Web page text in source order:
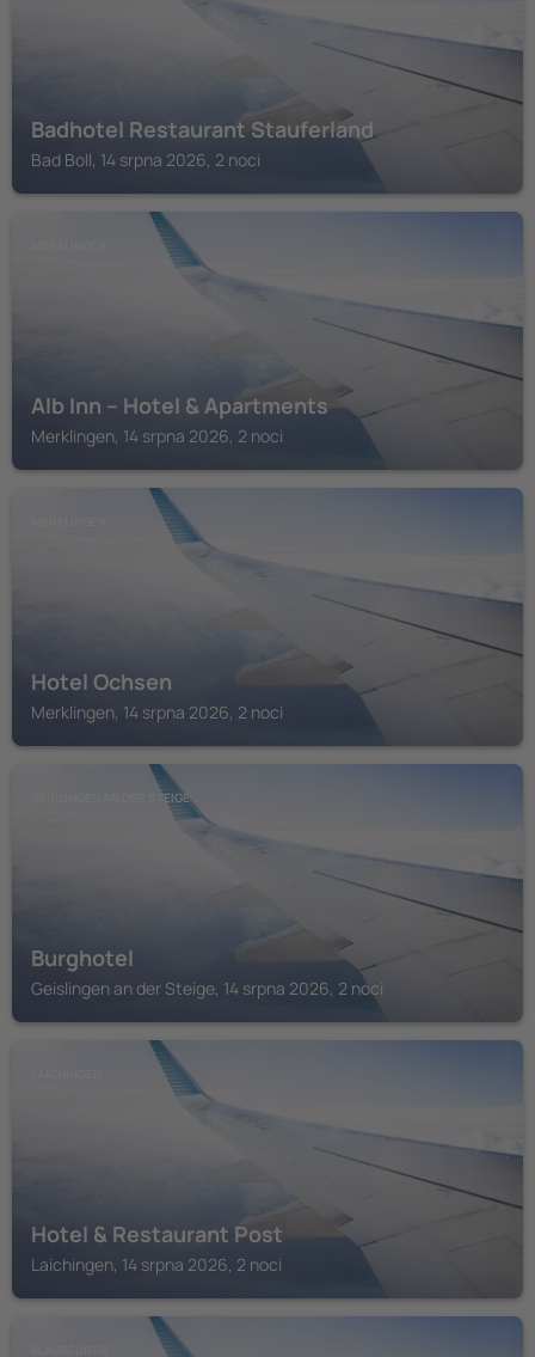
Badhotel Restaurant Stauferland
Bad Boll, 14 srpna 2026, 2 noci
Alb Inn – Hotel & Apartments
Merklingen, 14 srpna 2026, 2 noci
Hotel Ochsen
Merklingen, 14 srpna 2026, 2 noci
GEISLINGEN AN DER STEIGE
Burghotel
Geislingen an der Steige, 14 srpna 2026, 2 noci
Hotel & Restaurant Post
Laichingen, 14 srpna 2026, 2 noci